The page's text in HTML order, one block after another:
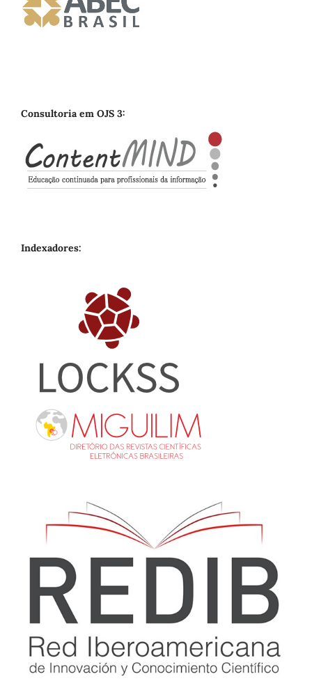
Consultoria em OJS 3:
Indexadores: